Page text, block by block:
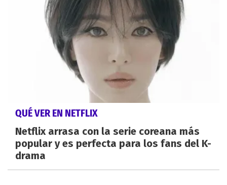
QUÉ VER EN NETFLIX
Netflix arrasa con la serie coreana más
popular y es perfecta para los fans del K-
drama